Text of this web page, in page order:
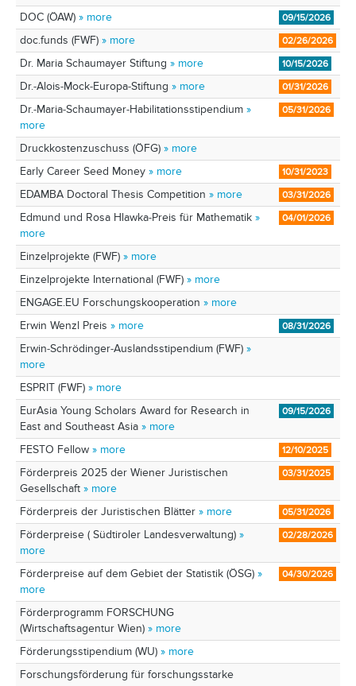
DOC (ÖAW) » more 09/15/2026
doc.funds (FWF) » more 02/26/2026
Dr. Maria Schaumayer Stiftung » more 10/15/2026
Dr.-Alois-Mock-Europa-Stiftung » more 01/31/2026
Dr.-Maria-Schaumayer-Habilitationsstipendium »
more
05/31/2026
Druckkostenzuschuss (ÖFG) » more
Early Career Seed Money » more 10/31/2023
EDAMBA Doctoral Thesis Competition » more 03/31/2026
Edmund und Rosa Hlawka-Preis für Mathematik »
more
04/01/2026
Einzelprojekte (FWF) » more
Einzelprojekte International (FWF) » more
ENGAGE.EU Forschungskooperation » more
Erwin Wenzl Preis » more 08/31/2026
Erwin-Schrödinger-Auslandsstipendium (FWF) »
more
ESPRIT (FWF) » more
EurAsia Young Scholars Award for Research in
East and Southeast Asia » more
09/15/2026
FESTO Fellow » more 12/10/2025
Förderpreis 2025 der Wiener Juristischen
Gesellschaft » more
03/31/2025
Förderpreis der Juristischen Blätter » more 05/31/2026
Förderpreise ( Südtiroler Landesverwaltung) »
more
02/28/2026
Förderpreise auf dem Gebiet der Statistik (ÖSG) »
more
04/30/2026
Förderprogramm FORSCHUNG
(Wirtschaftsagentur Wien) » more
Förderungsstipendium (WU) » more
Forschungsförderung für forschungsstarke